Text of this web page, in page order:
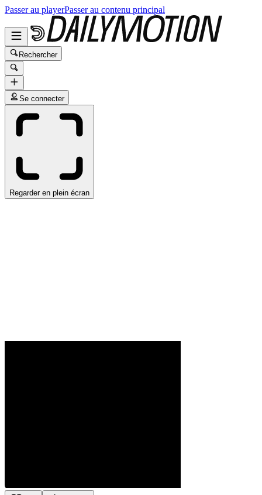
Passer au playerPasser au contenu principal
Rechercher
Se connecter
Regarder en plein écran